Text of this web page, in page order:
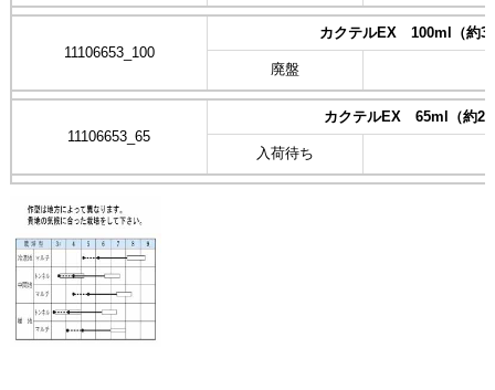
11106653_100
カクテルEX 100ml（約
廃盤
11106653_65
カクテルEX 65ml（約
入荷待ち